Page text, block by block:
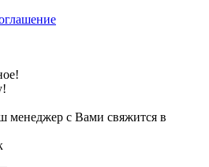
менеджер с Вами свяжится в